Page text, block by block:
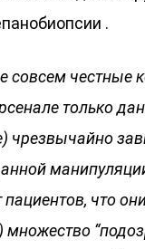
.
совсем честные
только
чрезвычайно
что
множество